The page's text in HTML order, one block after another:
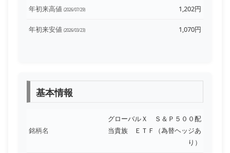
年初来高値 (2026/07/29) 1,202円
年初来安値 (2026/03/23) 1,070円
基本情報
銘柄名
グローバルＸ Ｓ＆Ｐ５００配
当貴族 ＥＴＦ（為替ヘッジあ
り）